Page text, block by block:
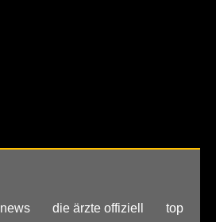
news die ärzte offiziell top